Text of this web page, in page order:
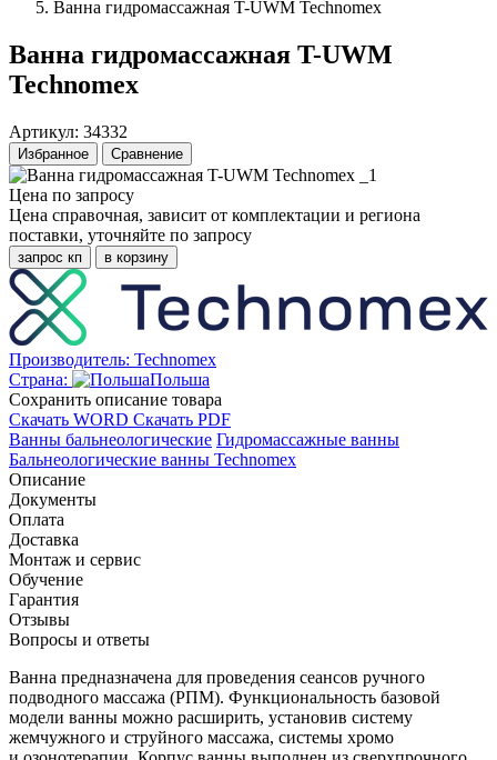
Ванна гидромассажная T-UWM Technomex
Ванна гидромассажная T-UWM
Technomex
Артикул: 34332
Избранное Сравнение
Цена по запросу
Цена справочная, зависит от комплектации и региона
поставки, уточняйте по запросу
запрос кп в корзину
Производитель: Technomex
Страна:
Польша
Cохранить описание товара
Скачать WORD Скачать PDF
Ванны бальнеологические Гидромассажные ванны
Бальнеологические ванны Technomex
Описание
Документы
Оплата
Доставка
Монтаж и сервис
Обучение
Гарантия
Отзывы
Вопросы и ответы
Ванна предназначена для проведения сеансов ручного
подводного массажа (РПМ). Функциональность базовой
модели ванны можно расширить, установив систему
жемчужного и струйного массажа, системы хромо